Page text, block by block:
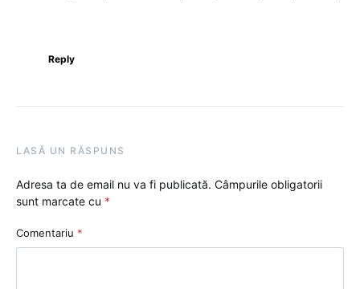
Reply
LASĂ UN RĂSPUNS
Adresa ta de email nu va fi publicată. Câmpurile obligatorii
sunt marcate cu *
Comentariu *